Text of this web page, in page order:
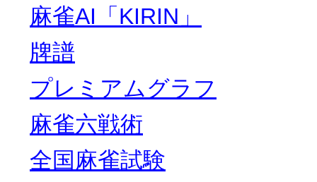
麻雀AI「KIRIN」
牌譜
プレミアムグラフ
麻雀六戦術
全国麻雀試験